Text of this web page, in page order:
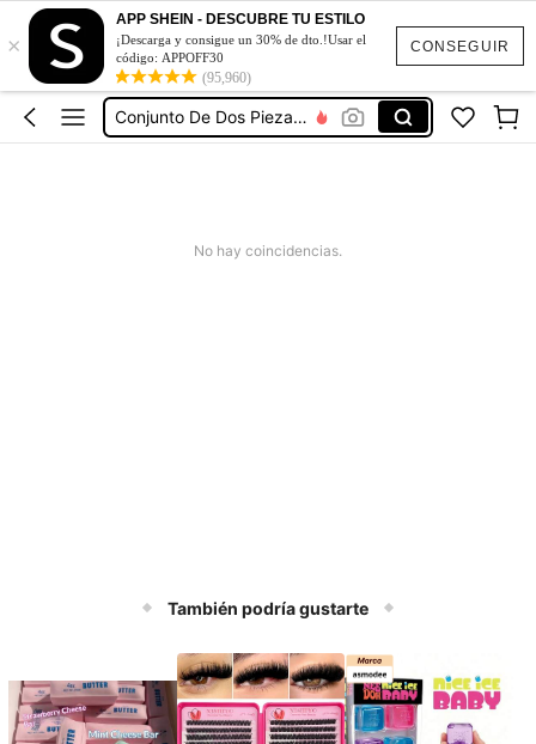
CONSEGUIR
×
APP SHEIN - DESCUBRE TU ESTILO
¡Descarga y consigue un 30% de dto.!Usar el
código: APPOFF30
(95,960)
Vestidos De Mujer
Vestidos Elegantes De Mujer
Blusas Bonitas De Mujer
Conjunto De Dos Piezas Mujer
No hay coincidencias.
También podría gustarte